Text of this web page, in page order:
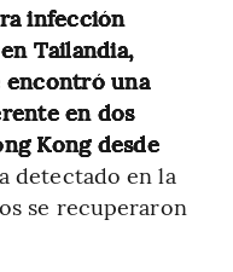
infección
Tailandia,
encontró una
en dos
Kong desde
detectado en la
se recuperaron